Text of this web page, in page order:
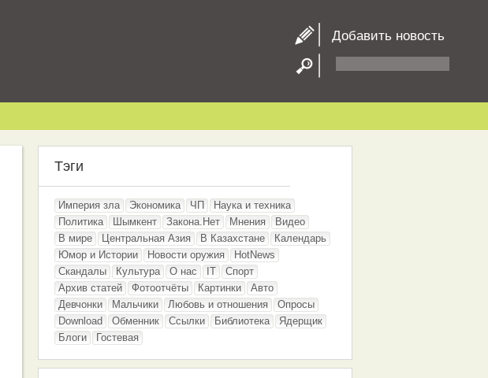
Добавить новость
Тэги
Империя зла Экономика ЧП
Наука и техника
Политика
Шымкент Закона.Нет Мнения
Видео
В мире
Центральная Азия В Казахстане
Календарь
Юмор и Истории
Новости оружия
HotNews
Скандалы
Культура О нас IT
Спорт
Архив статей
Фотоотчёты Картинки
Авто
Девчонки
Мальчики Любовь и отношения
Опросы
Download
Обменник Ссылки Библиотека
Ядерщик
Блоги
Гостевая